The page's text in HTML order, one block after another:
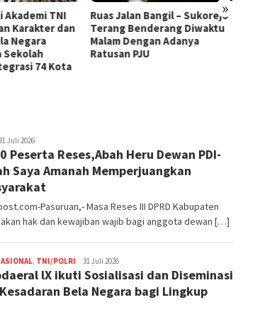
»
Akademi TNI
Karakter dan
Negara
Sekolah
74 Kota
Ruas Jalan Bangil – Sukorejo
Terang Benderang Diwaktu
Malam Dengan Adanya
Ratusan PJU
31 Juli 2026
Peserta Reses,Abah Heru Dewan PDI-
Saya Amanah Memperjuangkan
Pasuruan,- Masa Reses III DPRD Kabupaten
hak dan kewajiban wajib bagi anggota dewan […]
, TNI/POLRI Editor
Surabaya
31 Juli 2026
lX ikuti Sosialisasi dan Diseminasi
Bela Negara bagi Lingkup